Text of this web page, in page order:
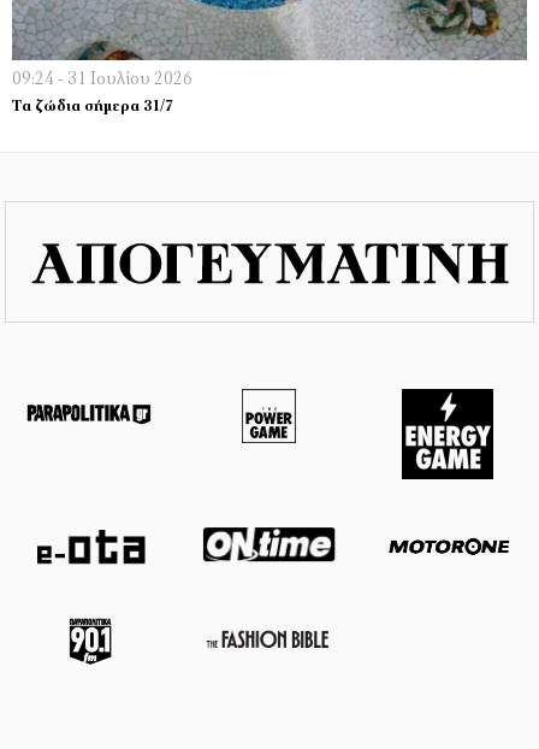
09:24 - 31 Ιουλίου 2026
Τα ζώδια σήμερα 31/7